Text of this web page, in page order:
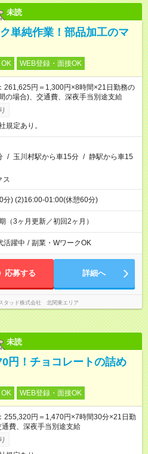
未読
単純作業！部品加工のマ
WEB登録・面接OK
261,625円＝1,300円×8時間×21日勤務の
の場合)、交通費、深夜手当別途支給
規定あり。
/ 玉川村駅から車15分 / 静駅から車15
ス
分) (2)16:00-01:00(休憩60分)
（3ヶ月更新／初回2ヶ月）
活躍中 / 副業・WワークOK
応募する 詳細へ
タッド株式会社 北関東エリア
未読
円！チョコレートの詰め
WEB登録・面接OK
255,320円＝1,470円×7時間30分×21日勤
費、深夜手当別途支給